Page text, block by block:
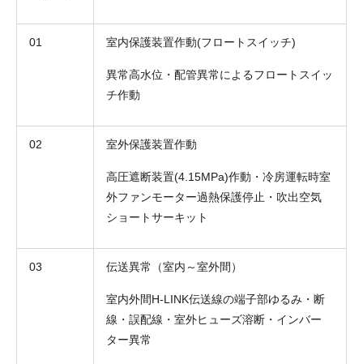
01 室内保護装置作動(フロートスイッチ)
異常高水位・配管異常によるフロートスイッ
チ作動
02 室外保護装置作動
高圧遮断装置(4.15MPa)作動・冷房運転時室
外ファンモーター過熱保護停止・吹出空気
ショートサーキット
03 伝送異常（室内～室外間）
室内外間H-LINK伝送線の端子部ゆるみ・断
線・誤配線・室外ヒューズ溶断・インバー
ター異常